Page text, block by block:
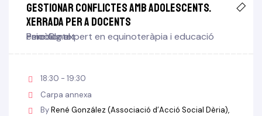
Gestionar conflictes amb adolescents.
Xerrada per a docents
Pere Clotet
Psicòleg expert en equinoteràpia i educació emocional
18:30 - 19:30
Carpa annexa
ByRené González (Associació d’Acció Social Dèria)